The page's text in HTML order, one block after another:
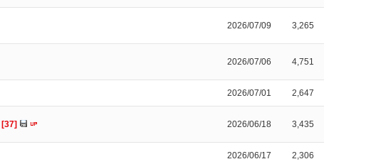
2026/07/09 3,265
2026/07/06 4,751
2026/07/01 2,647
[37] 2026/06/18 3,435
2026/06/17 2,306